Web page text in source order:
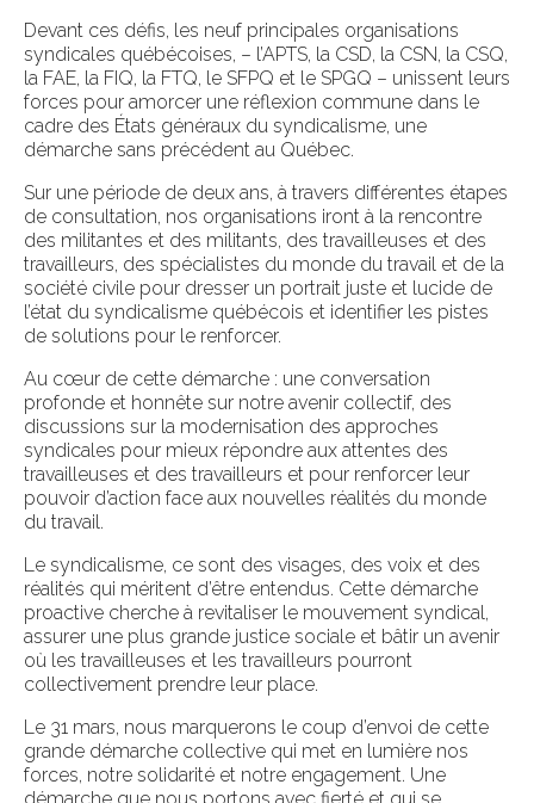
Devant ces défis, les neuf principales organisations
syndicales québécoises, – l’APTS, la CSD, la CSN, la CSQ,
la FAE, la FIQ, la FTQ, le SFPQ et le SPGQ – unissent leurs
forces pour amorcer une réflexion commune dans le
cadre des États généraux du syndicalisme, une
démarche sans précédent au Québec.
Sur une période de deux ans, à travers différentes étapes
de consultation, nos organisations iront à la rencontre
des militantes et des militants, des travailleuses et des
travailleurs, des spécialistes du monde du travail et de la
société civile pour dresser un portrait juste et lucide de
l’état du syndicalisme québécois et identifier les pistes
de solutions pour le renforcer.
Au cœur de cette démarche : une conversation
profonde et honnête sur notre avenir collectif, des
discussions sur la modernisation des approches
syndicales pour mieux répondre aux attentes des
travailleuses et des travailleurs et pour renforcer leur
pouvoir d’action face aux nouvelles réalités du monde
du travail.
Le syndicalisme, ce sont des visages, des voix et des
réalités qui méritent d’être entendus. Cette démarche
proactive cherche à revitaliser le mouvement syndical,
assurer une plus grande justice sociale et bâtir un avenir
où les travailleuses et les travailleurs pourront
collectivement prendre leur place.
Le 31 mars, nous marquerons le coup d’envoi de cette
grande démarche collective qui met en lumière nos
forces, notre solidarité et notre engagement. Une